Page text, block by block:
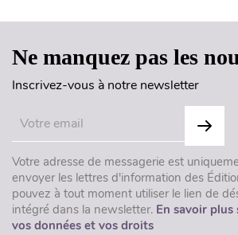
Ne manquez pas les
Inscrivez-vous à notre newsletter
Votre adresse de messagerie est
envoyer les lettres d'information des
pouvez à tout moment utiliser le lien de
intégré dans la newsletter. En savoir
vos données et vos droits